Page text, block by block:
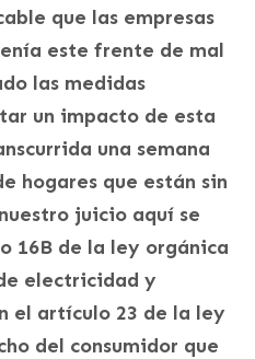
que las empresas
este frente de mal
las medidas
un impacto de esta
una semana
hogares que están sin
juicio aquí se
16B de la ley orgánica
electricidad y
el artículo 23 de la ley
del consumidor que